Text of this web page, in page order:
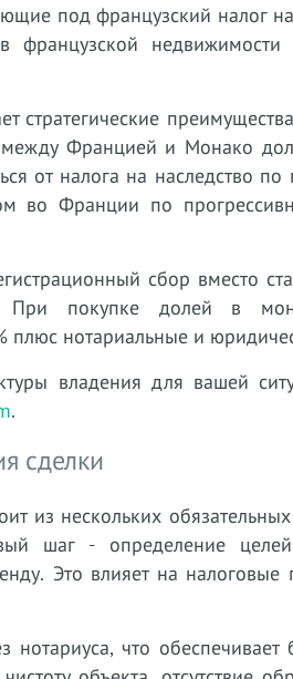
под французский налог
стратегические
Францией и Монако
от налога на наследство
во Франции по
сбор вместо
При покупке долей в
плюс нотариальные и
владения для вашей
.
сделки
из нескольких
шаг - определение
Это влияет на налоговые
что обеспечивает